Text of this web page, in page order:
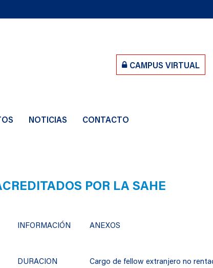
CAMPUS VIRTUAL
NOTICIAS CONTACTO
POR LA SAHE
INFORMACIÓN ANEXOS
DURACION
Cargo de fellow extranjero no